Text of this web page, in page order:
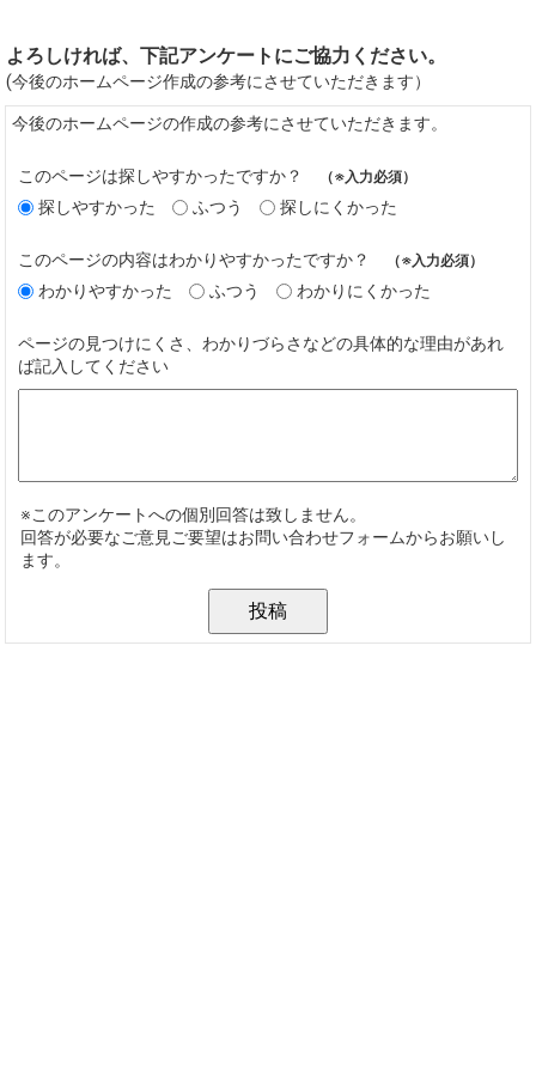
よろしければ、下記アンケートにご協力ください。
(今後のホームページ作成の参考にさせていただきます）
今後のホームページの作成の参考にさせていただきます。
このページは探しやすかったですか？ （※入力必須）
探しやすかった ふつう 探しにくかった
このページの内容はわかりやすかったですか？ （※入力必須）
わかりやすかった ふつう わかりにくかった
ページの見つけにくさ、わかりづらさなどの具体的な理由があれ
ば記入してください
※このアンケートへの個別回答は致しません。
回答が必要なご意見ご要望はお問い合わせフォームからお願いし
ます。